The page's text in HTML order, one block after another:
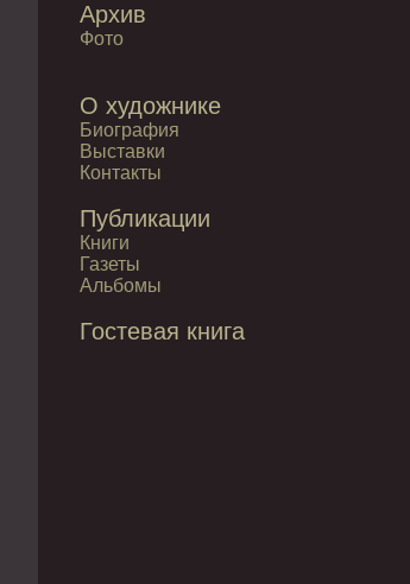
Архив
Фото
О художнике
Биография
Выставки
Контакты
Публикации
Книги
Газеты
Альбомы
Гостевая книга